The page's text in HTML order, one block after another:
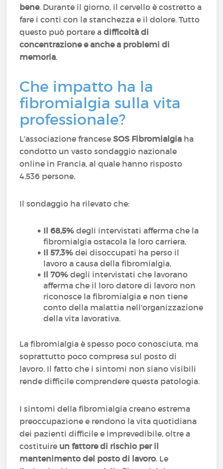
bene. Durante il giorno, il cervello è costretto a
fare i conti con la stanchezza e il dolore. Tutto
questo può portare adifficoltà di
concentrazione e anche a problemi di
memoria.
Che impatto ha la
fibromialgia sulla vita
professionale?
L'associazione franceseSOS Fibromialgia ha
condotto un vasto sondaggio nazionale
online in Francia, al quale hanno risposto
4.536 persone.
Il sondaggio ha rilevato che:
Il 68,5%degli intervistati afferma che la
fibromialgia ostacola la loro carriera,
Il 57,3%dei disoccupati ha perso il
lavoro a causa della fibromialgia,
Il 70%degli intervistati che lavorano
afferma che il loro datore di lavoro non
riconosce la fibromialgia e non tiene
conto della malattia nell'organizzazione
della vita lavorativa.
La fibromialgia è spesso poco conosciuta, ma
soprattutto poco compresa sul posto di
lavoro. Il fatto che i sintomi non siano visibili
rende difficile comprendere questa patologia.
I sintomi della fibromialgia creano estrema
preoccupazione e rendono la vita quotidiana
dei pazienti difficile e imprevedibile, oltre a
costituire un fattore di rischio per il
mantenimento del posto di lavoro. Le